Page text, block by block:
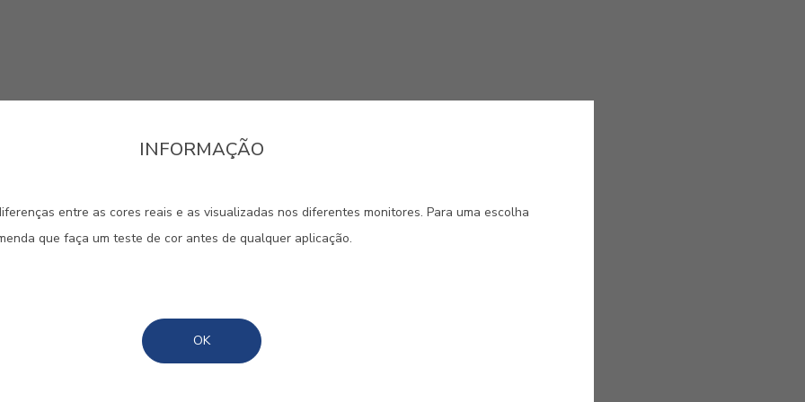
por um sentimento de
Se procura um ambiente mais
vivos vão transmitir-lhe uma
tons mais sóbrios, escuros ou
lhe uma calma
quartos ou salas de estar.
INFORMAÇÃO
entre as cores reais e as visualizadas nos diferentes monitores. Para uma escolha
que faça um teste de cor antes de qualquer aplicação.
OK